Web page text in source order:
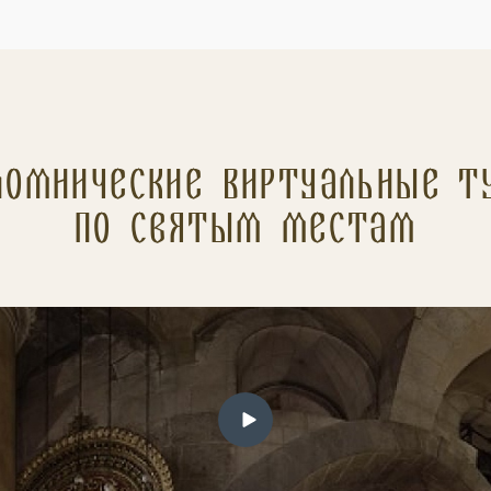
Виртуальные
по святым местам